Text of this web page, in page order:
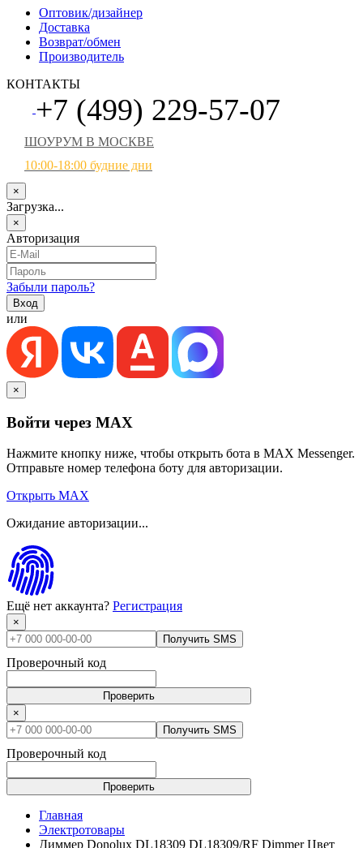
Оптовик/дизайнер
Доставка
Возврат/обмен
Производитель
КОНТАКТЫ
+7 (499) 229-57-07
ШОУРУМ В МОСКВЕ
10:00-18:00 будние дни
×
Загрузка...
×
Авторизация
Забыли пароль?
или
×
Войти через MAX
Нажмите кнопку ниже, чтобы открыть бота в MAX Messenger.
Отправьте номер телефона боту для авторизации.
Открыть MAX
Ожидание авторизации...
Ещё нет аккаунта? Регистрация
×
Получить SMS
Проверочный код
Проверить
×
Получить SMS
Проверочный код
Проверить
Главная
Электротовары
Диммер Donolux DL18309 DL18309/RF Dimmer Цвет